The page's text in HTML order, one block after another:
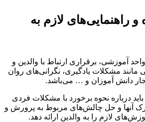
راهنمایی‌های لازم به
آموزشی، برقراری ارتباط با والدین و
مشکلات یادگیری، نگرانی‌های روان
دانش آموزان و … می‌باشد.
درباره نحوه برخورد با مشکلات فردی
آنها و حل چالش‌های مربوط به پرورش و
لازم را به والدین ارائه دهد.